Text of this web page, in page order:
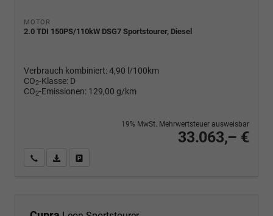
MOTOR
2.0 TDI 150PS/110kW DSG7 Sportstourer, Diesel
Verbrauch kombiniert:4,90 l/100km
CO2-Klasse: D
CO2-Emissionen: 129,00 g/km
33.063,– €
19% MwSt. Mehrwertsteuer ausweisbar
Wir rufen Sie anPDF-Fahrzeugexposé drucken